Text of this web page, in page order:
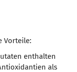
Vorteile:
enthalten
als